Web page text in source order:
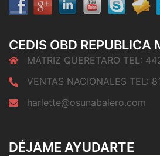
CEDIS OBD REPUBLICA
MATRIZ QUERETARO TEL:
VENTAS NACIONALES TEL:
harlette@osunabalero.com
DÉJAME AYUDARTE